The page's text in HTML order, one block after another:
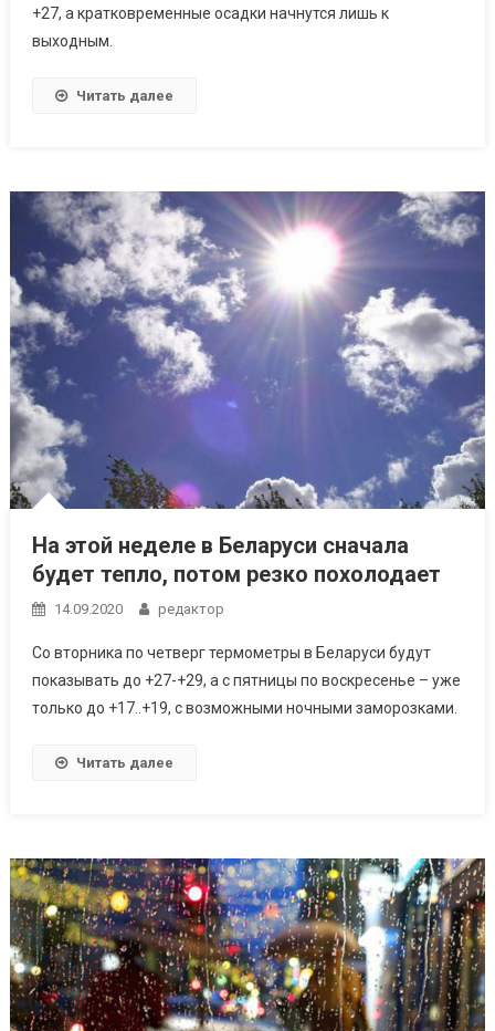
+27, а кратковременные осадки начнутся лишь к
выходным.
Читать далее
На этой неделе в Беларуси сначала
будет тепло, потом резко похолодает
14.09.2020 редактор
Со вторника по четверг термометры в Беларуси будут
показывать до +27-+29, а с пятницы по воскресенье – уже
только до +17..+19, с возможными ночными заморозками.
Читать далее